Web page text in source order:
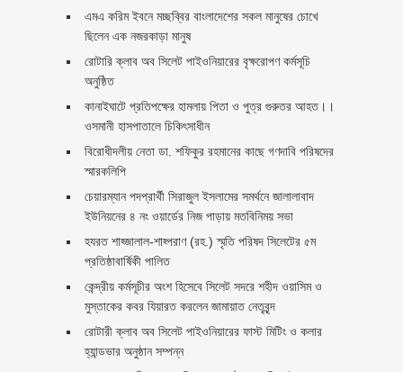
এমএ করিম ইবনে মচ্ছব্বির বাংলাদেশের সকল মানুষের চোখে
ছিলেন এক নজরকাড়া মানুষ ‎
রোটারি ক্লাব অব সিলেট পাইওনিয়ারের বৃক্ষরোপণ কর্মসূচি
অনুষ্ঠিত
কানাইঘাটে প্রতিপক্ষের হামলায় পিতা ও পুত্র গুরুতর আহত।।
ওসমানী হাসপাতালে চিকিৎসাধীন
বিরোধীদলীয় নেতা ডা. শফিকুর রহমানের কাছে গণদাবি পরিষদের
স্মারকলিপি ‎
চেয়ারম্যান পদপ্রার্থী সিরাজুল ইসলামের সমর্থনে জালালাবাদ
ইউনিয়নের ৪ নং ওয়ার্ডের নিজ পাড়ায় মতবিনিময় সভা
হযরত শাহ্জালাল-শাহ্পরাণ (রহ.) স্মৃতি পরিষদ সিলেটের ৫ম
প্রতিষ্ঠাবার্ষিকী পালিত ‎​
কেন্দ্রীয় কর্মসূচীর অংশ হিসেবে সিলেট সদরে শহীদ ওয়াসিম ও
মুস্তাকের কবর যিয়ারত করলেন জামায়াত নেতৃবৃন্দ ‎
রোটারী ক্লাব অব সিলেট পাইওনিয়ারের ফাস্ট মিটিং ও কলার
হ্যান্ডভার অনুষ্ঠান সম্পন্ন